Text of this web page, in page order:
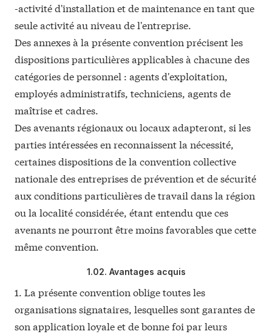
-activité d'installation et de maintenance en tant que
seule activité au niveau de l'entreprise.
Des annexes à la présente convention précisent les
dispositions particulières applicables à chacune des
catégories de personnel : agents d'exploitation,
employés administratifs, techniciens, agents de
maîtrise et cadres.
Des avenants régionaux ou locaux adapteront, si les
parties intéressées en reconnaissent la nécessité,
certaines dispositions de la convention collective
nationaledes entreprises de prévention et de sécurité
aux conditions particulières de travail dans la région
ou la localité considérée, étant entendu que ces
avenants ne pourront être moins favorables que cette
même convention.
1.02. Avantages acquis
1. La présente convention oblige toutes les
organisations signataires, lesquelles sont garantes de
son application loyale et de bonne foi par leurs